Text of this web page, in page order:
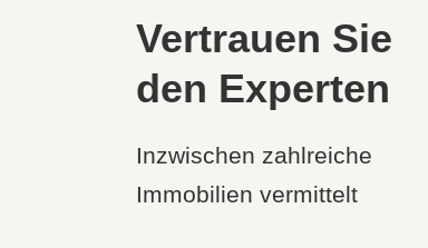
Vertrauen Sie
den Experten
Inzwischen zahlreiche
Immobilien vermittelt